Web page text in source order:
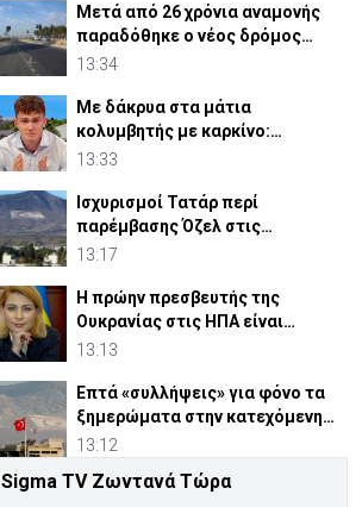
Μετά από 26 χρόνια αναμονής
παραδόθηκε ο νέος δρόμος
Λάρνακας – Δεκέλειας
13:34
Με δάκρυα στα μάτια
κολυμβητής με καρκίνο:
«Ικετεύω για τη ζωή μας»
13:33
Ισχυρισμοί Τατάρ περί
παρέμβασης Όζελ στις
«εκλογές» στα κατεχόμενα
13:17
Η πρώην πρεσβευτής της
Ουκρανίας στις ΗΠΑ είναι
ύποπτη για διαφθορά
13:13
Επτά «συλλήψεις» για φόνο τα
ξημερώματα στην κατεχόμενη
Κερύνεια
13:12
Κλέα Παπαέλληνα: «Ο
Sigma TV Ζωντανά Τώρα